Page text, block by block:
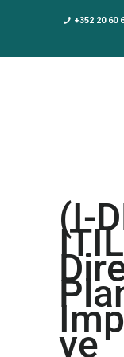
+352 20 60
DPO AS A
NOUS CONNAÎTRE
ACTUALITÉS
(I-
ITIL
ve